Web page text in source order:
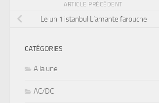
ARTICLE PRÉCÉDENT
Le un 1 istanbul L’amante farouche
CATÉGORIES
A la une
AC/DC